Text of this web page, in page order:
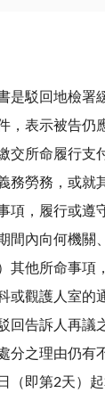
是駁回地檢署
，表示被告仍
交所命履行支
務勞務，或就
項，履行或遵
間內向何機關
其他所命事項
或觀護人室的
回告訴人再議
分之理由仍有
（即第2天）